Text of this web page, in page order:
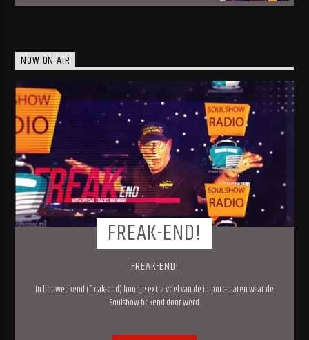
NOW ON AIR
FREAK-END!
FREAK-END!
In het weekend (freak-end) hoor je extra veel van de import-platen waar de
Soulshow bekend door werd.